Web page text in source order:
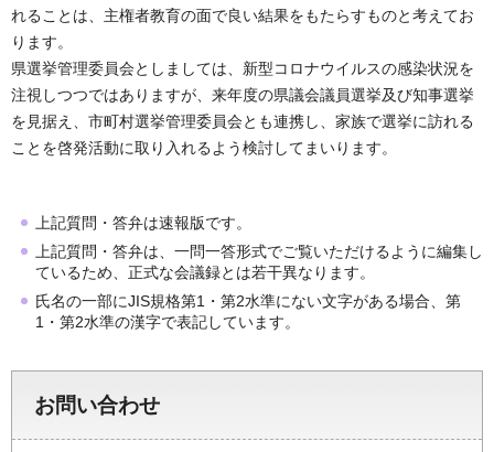
れることは、主権者教育の面で良い結果をもたらすものと考えてお
ります。
県選挙管理委員会としましては、新型コロナウイルスの感染状況を
注視しつつではありますが、来年度の県議会議員選挙及び知事選挙
を見据え、市町村選挙管理委員会とも連携し、家族で選挙に訪れる
ことを啓発活動に取り入れるよう検討してまいります。
上記質問・答弁は速報版です。
上記質問・答弁は、一問一答形式でご覧いただけるように編集し
ているため、正式な会議録とは若干異なります。
氏名の一部にJIS規格第1・第2水準にない文字がある場合、第
1・第2水準の漢字で表記しています。
お問い合わせ